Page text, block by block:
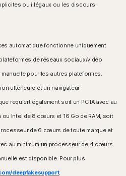
ou illégaux ou les discours
automatique fonctionne uniquement
de réseaux sociaux/vidéo
pour les autres plateformes.
ultérieure et un navigateur
requiert également soit un PC IA avec au
ou Intel de 8 cœurs et 16 Go de RAM, soit
de 6 cœurs de toute marque et
au minimum un processeur de 4 cœurs
est disponible. Pour plus
deepfakesupport.